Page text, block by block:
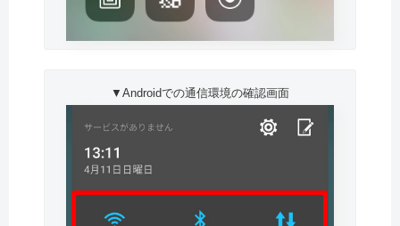
▼Androidでの通信環境の確認画面